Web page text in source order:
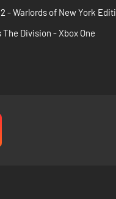
The Division - Xbox One